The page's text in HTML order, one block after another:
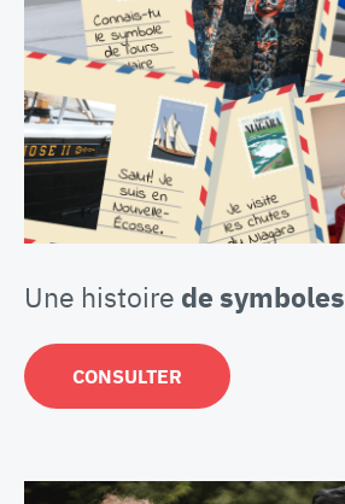
Une histoire de symboles
CONSULTER